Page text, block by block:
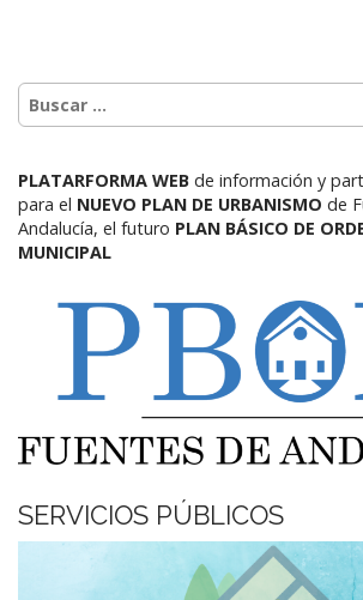
PLATARFORMA WEB de información y
para el NUEVO PLAN DE URBANISMO de
Andalucía, el futuro PLAN BÁSICO DE
MUNICIPAL
SERVICIOS PÚBLICOS